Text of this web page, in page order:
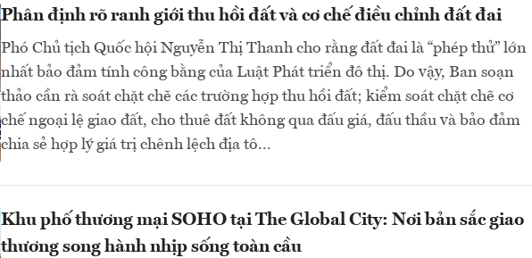
Phân định rõ ranh giới thu hồi đất và cơ chế điều chỉnh đất đai
Phó Chủ tịch Quốc hội Nguyễn Thị Thanh cho rằng đất đai là “phép thử” lớn
nhất bảo đảm tính công bằng của Luật Phát triển đô thị. Do vậy, Ban soạn
thảo cần rà soát chặt chẽ các trường hợp thu hồi đất; kiểm soát chặt chẽ cơ
chế ngoại lệ giao đất, cho thuê đất không qua đấu giá, đấu thầu và bảo đảm
chia sẻ hợp lý giá trị chênh lệch địa tô...
Khu phố thương mại SOHO tại The Global City: Nơi bản sắc giao
thương song hành nhịp sống toàn cầu